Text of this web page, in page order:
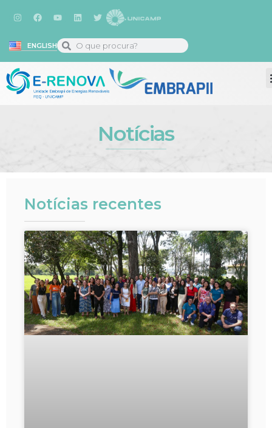
ENGLISH
Notícias
Notícias recentes